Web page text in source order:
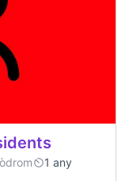
1 any